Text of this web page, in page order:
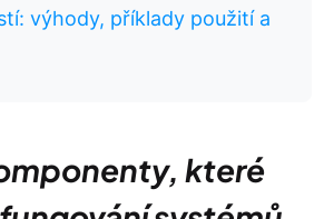
výhody, příklady použití a
které